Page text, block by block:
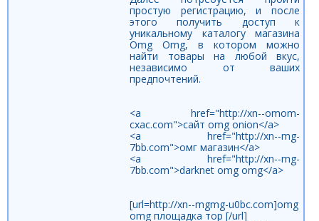
простую регистрацию, и после
этого получить доступ к
уникальному каталогу магазина
Omg Omg, в котором можно
найти товары на любой вкус,
независимо от ваших
предпочтений.
<a href="http://xn--omom-
cxac.com">сайт omg onion</a>
<a href="http://xn--mg-
7bb.com">омг магазин</a>
<a href="http://xn--mg-
7bb.com">darknet omg omg</a>
[url=http://xn--mgmg-u0bc.com]omg
omg площадка тор [/url]